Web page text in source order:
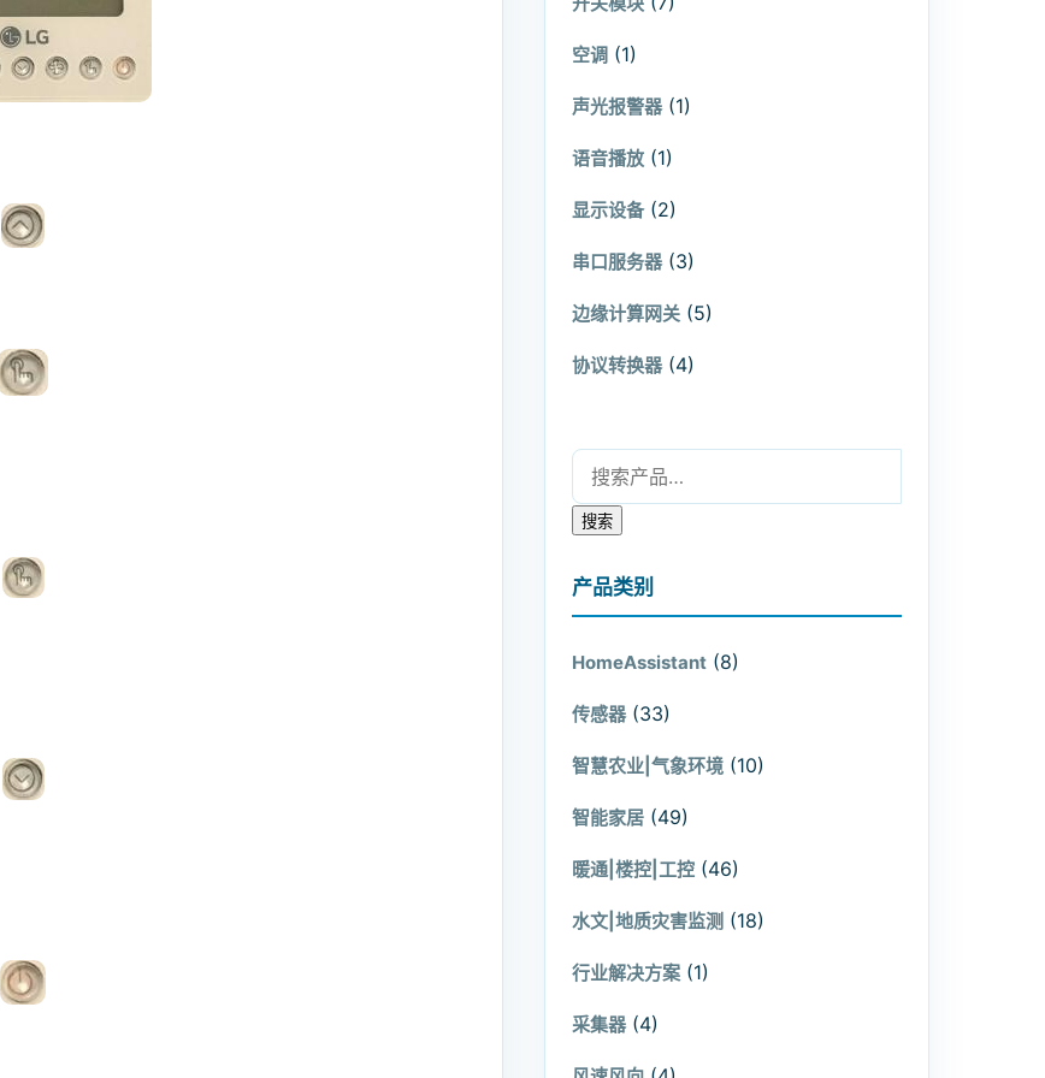
空调 (1)
声光报警器 (1)
语音播放 (1)
显示设备 (2)
串口服务器 (3)
边缘计算网关 (5)
协议转换器 (4)
搜索：
搜索
产品类别
HomeAssistant (8)
传感器 (33)
智慧农业|气象环境 (10)
智能家居 (49)
暖通|楼控|工控 (46)
水文|地质灾害监测 (18)
行业解决方案 (1)
采集器 (4)